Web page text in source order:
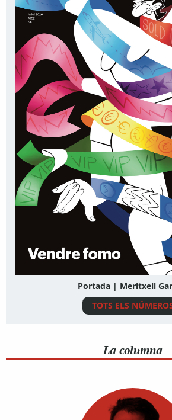
Portada | Meritxell
TOTS ELS
La columna